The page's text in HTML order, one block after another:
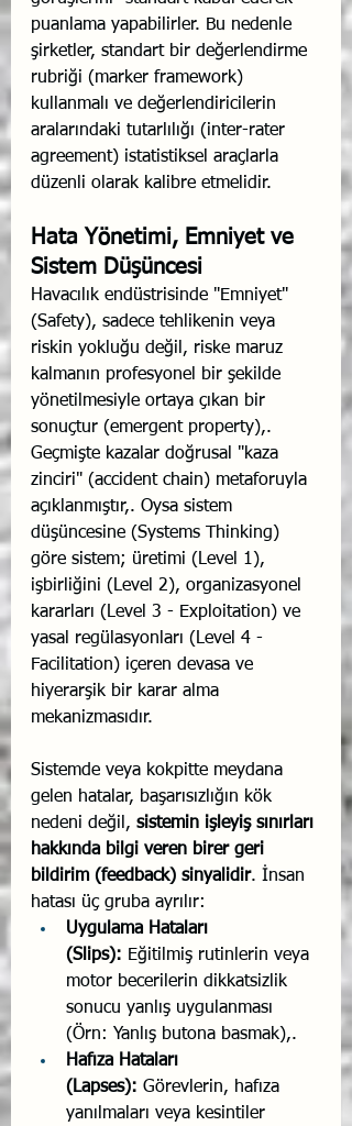
puanlama yapabilirler. Bu nedenle
şirketler, standart bir değerlendirme
rubriği (marker framework)
kullanmalı ve değerlendiricilerin
aralarındaki tutarlılığı (inter-rater
agreement) istatistiksel araçlarla
düzenli olarak kalibre etmelidir.
Hata Yönetimi, Emniyet ve
Sistem Düşüncesi
Havacılık endüstrisinde "Emniyet"
(Safety), sadece tehlikenin veya
riskin yokluğu değil, riske maruz
kalmanın profesyonel bir şekilde
yönetilmesiyle ortaya çıkan bir
sonuçtur (emergent property),.
Geçmişte kazalar doğrusal "kaza
zinciri" (accident chain) metaforuyla
açıklanmıştır,. Oysa sistem
düşüncesine (Systems Thinking)
göre sistem; üretimi (Level 1),
işbirliğini (Level 2), organizasyonel
kararları (Level 3 - Exploitation) ve
yasal regülasyonları (Level 4 -
Facilitation) içeren devasa ve
hiyerarşik bir karar alma
mekanizmasıdır.
Sistemde veya kokpitte meydana
gelen hatalar, başarısızlığın kök
nedeni değil, sistemin işleyiş sınırları
hakkında bilgi veren birer geri
bildirim (feedback) sinyalidir. İnsan
hatası üç gruba ayrılır:
Uygulama Hataları
(Slips): Eğitilmiş rutinlerin veya
motor becerilerin dikkatsizlik
sonucu yanlış uygulanması
(Örn: Yanlış butona basmak),.
Hafıza Hataları
(Lapses): Görevlerin, hafıza
yanılmaları veya kesintiler